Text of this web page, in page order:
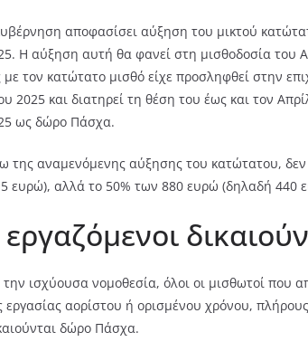
αποφασίσει αύξηση του μικτού
Η αύξηση αυτή θα φανεί στη μισθοδοσία του
με τον κατώτατο μισθό είχε προσληφθεί στην
2025 και διατηρεί τη θέση του έως και τον
ως δώρο Πάσχα.
της αναμενόμενης αύξησης του κατώτατου,
ευρώ), αλλά το 50% των 880 ευρώ (δηλαδή 440
εργαζόμενοι
ισχύουσα νομοθεσία, όλοι οι μισθωτοί που
εργασίας αορίστου ή ορισμένου χρόνου,
δώρο Πάσχα.